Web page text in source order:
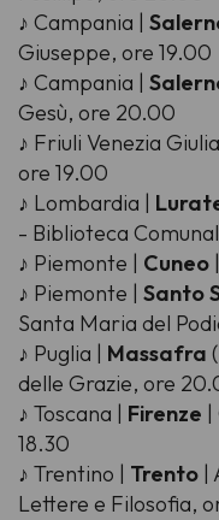
♪ Campania |
Giuseppe, ore 19.00
♪ Campania |
Gesù, ore 20.00
♪ Friuli Venezia
ore 19.00
♪ Lombardia |
- Biblioteca
♪ Piemonte | Cuneo
♪ Piemonte | Santo
Santa Maria del
♪ Puglia | Massafra
delle Grazie, ore
♪ Toscana | Firenze
18.30
♪ Trentino | Trento |
Lettere e Filosofia,